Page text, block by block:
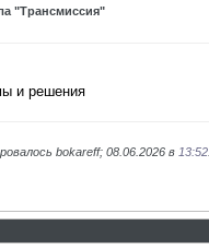
"Трансмиссия"
и решения
bokareff; 08.06.2026 в 13:52